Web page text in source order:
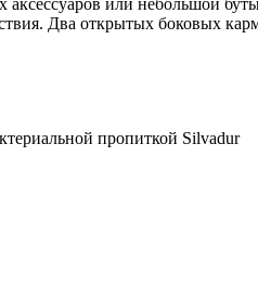
Два открытых боковых
пропиткой Silvadur